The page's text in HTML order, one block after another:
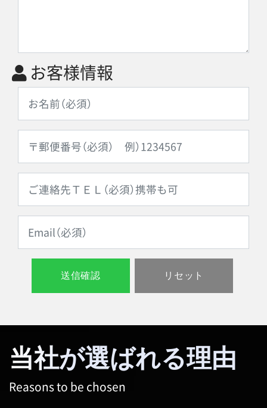
お客様情報
当社が選ばれる理由
Reasons to be chosen